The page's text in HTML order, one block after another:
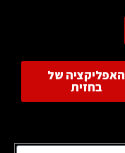
האפליקציה של
בחזית